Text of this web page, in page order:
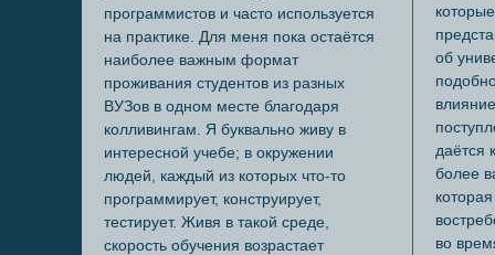
программистов и часто используется
на практике. Для меня пока остаётся
наиболее важным формат
проживания студентов из разных
ВУЗов в одном месте благодаря
колливингам. Я буквально живу в
интересной учебе; в окружении
людей, каждый из которых что-то
программирует, конструирует,
тестирует. Живя в такой среде,
скорость обучения возрастает
об
даётся
более
во